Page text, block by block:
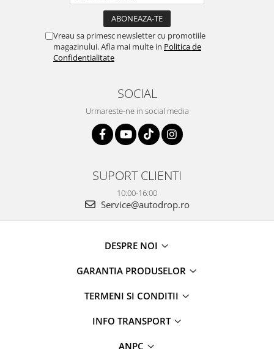
Vreau sa primesc newsletter cu promotiile
magazinului. Afla mai multe in Politica de
Confidentialitate
SOCIAL
Urmareste-ne in social media
SUPORT CLIENTI
10:00-16:00
Service@autodrop.ro
DESPRE NOI
GARANTIA PRODUSELOR
TERMENI SI CONDITII
INFO TRANSPORT
ANPC